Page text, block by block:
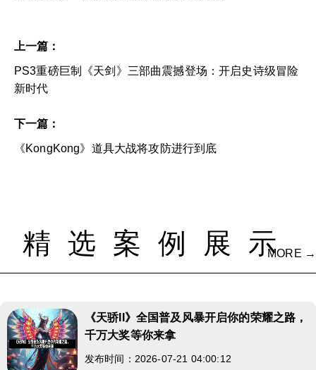
上一篇：
PS3重磅巨制《天剑》三部曲震撼登场：开启史诗级冒险
新时代
下一篇：
《KongKong》道具大战将攻防进行到底
精选案例展示MORE →
《天骄II》全国普及风暴开启你的荣耀之路，
千万大奖等你来拿
发布时间：2026-07-21 04:00:12